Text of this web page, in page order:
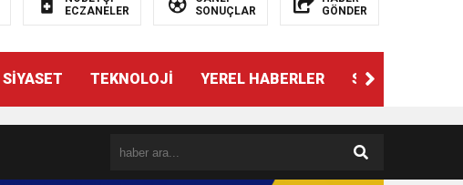
ECZANELER
SONUÇLAR
GÖNDER
SİYASET TEKNOLOJİ YEREL HABERLER SPOR